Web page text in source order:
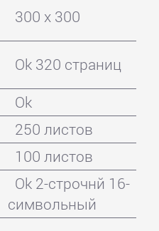
300 x 300
Ok 320 страниц
Ok
250 листов
100 листов
Ok 2-строчнй 16-
символьный